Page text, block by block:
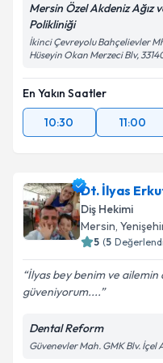
Mersin Özel Akdeniz Ağız
Polikliniği
İkinci Çevreyolu Bahçelievler
Hüseyin Okan Merzeci Blv,
En Yakın Saatler
10:30
11:00
Dt. İlyas
Diş Hekimi
Mersin,
5 (5
İlyas bey benim ve
güveniyorum....
Dental Reform
Güvenevler Mah. GMK Blv. İçel